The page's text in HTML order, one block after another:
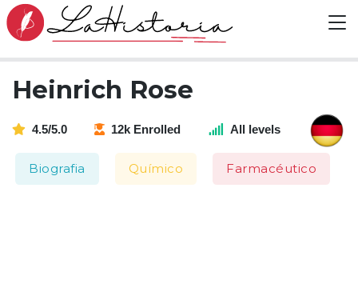
Heinrich Rose
4.5/5.0 12k Enrolled All levels
Biografia Químico Farmacéutico